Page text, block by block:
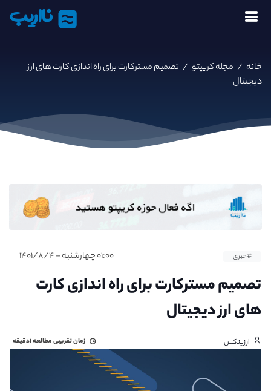
نااریب
خانه / مجله کریپتو / تصمیم مسترکارت برای راه اندازی کارت های ارز
دیجیتال
#خبری ۰۱:۰۰ چهارشنبه - ۱۴۰۱/۸/۴
تصمیم مسترکارت برای راه اندازی کارت
های ارز دیجیتال
ارزینکس زمان تقریبی مطالعه۱دقیقه